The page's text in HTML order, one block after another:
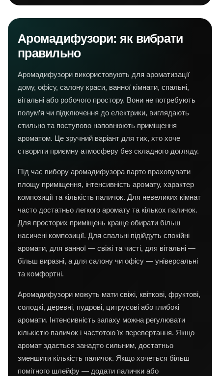
Аромадифузори: як вибрати
правильно
Аромадифузори використовують для ароматизації
дому, офісу, салону краси, ванної кімнати, спальні,
вітальні або робочого простору. Вони не потребують
полум’я чи підключення до електрики, виглядають
стильно та поступово наповнюють приміщення
ароматом. Це зручний варіант для тих, хто хоче
створити приємну атмосферу без складного догляду.
Під час вибору аромадифузора варто враховувати
площу приміщення, інтенсивність аромату, характер
композиції та кількість паличок. Для невеликих кімнат
часто достатньо легкого аромату та кількох паличок.
Для просторих приміщень краще обирати більш
насичені композиції. Для спальні підійдуть спокійні
аромати, для ванної — свіжі та чисті, для вітальні —
більш виразні, а для салону чи офісу — універсальні
та комфортні.
Аромадифузори можуть мати свіжі, квіткові, фруктові,
солодкі, деревні, пудрові, цитрусові або глибокі
аромати. Інтенсивність запаху можна регулювати
кількістю паличок і частотою їх перевертання. Якщо
аромат здається занадто сильним, достатньо
зменшити кількість паличок. Якщо хочеться більш
помітного шлейфу — додати палички або